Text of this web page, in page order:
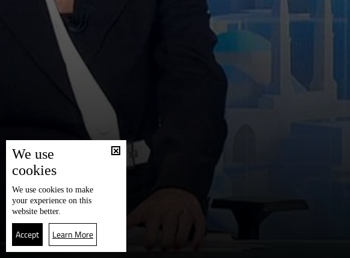
We use
cookies
We use cookies to make
your experience on this
website better.
Accept Learn More